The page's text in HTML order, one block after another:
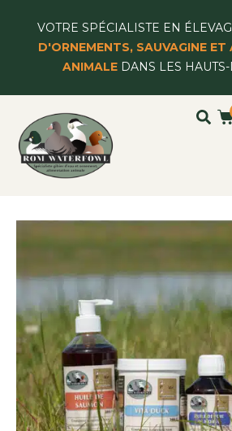
VOTRE SPÉCIALISTE EN
D'ORNEMENTS, SAUVAGINE
ANIMALEDANS LES